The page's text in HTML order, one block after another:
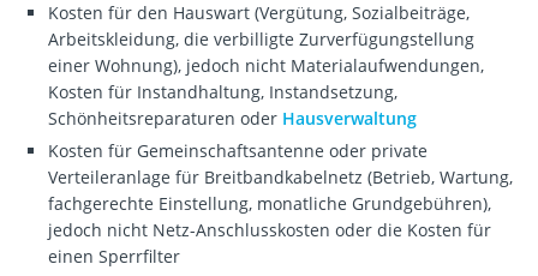
Kosten für den Hauswart (Vergütung, Sozialbeiträge,
Arbeitskleidung, die verbilligte Zurverfügungstellung
einer Wohnung), jedoch nicht Materialaufwendungen,
Kosten für Instandhaltung, Instandsetzung,
Schönheitsreparaturen oder Hausverwaltung
Kosten für Gemeinschaftsantenne oder private
Verteileranlage für Breitbandkabelnetz (Betrieb, Wartung,
fachgerechte Einstellung, monatliche Grundgebühren),
jedoch nicht Netz-Anschlusskosten oder die Kosten für
einen Sperrfilter